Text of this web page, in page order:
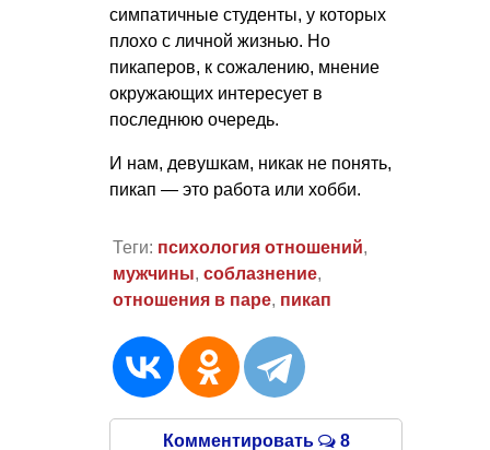
симпатичные студенты, у которых
плохо с личной жизнью. Но
пикаперов, к сожалению, мнение
окружающих интересует в
последнюю очередь.
И нам, девушкам, никак не понять,
пикап — это работа или хобби.
Теги: психология отношений,
мужчины, соблазнение,
отношения в паре, пикап
Комментировать 8